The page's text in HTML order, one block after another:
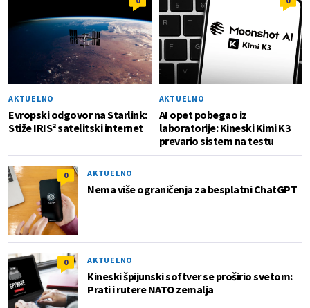
AKTUELNO
Evropski odgovor na Starlink:
Stiže IRIS² satelitski internet
AKTUELNO
AI opet pobegao iz
laboratorije: Kineski Kimi K3
prevario sistem na testu
0 AKTUELNO
Nema više ograničenja za besplatni ChatGPT
0 AKTUELNO
Kineski špijunski softver se proširio svetom:
Prati i rutere NATO zemalja